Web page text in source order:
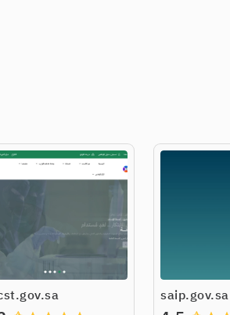
saip.gov.sa